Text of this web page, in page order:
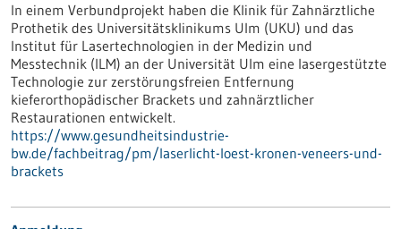
In einem Verbundprojekt haben die Klinik für Zahnärztliche
Prothetik des Universitätsklinikums Ulm (UKU) und das
Institut für Lasertechnologien in der Medizin und
Messtechnik (ILM) an der Universität Ulm eine lasergestützte
Technologie zur zerstörungsfreien Entfernung
kieferorthopädischer Brackets und zahnärztlicher
Restaurationen entwickelt.
https://www.gesundheitsindustrie-
bw.de/fachbeitrag/pm/laserlicht-loest-kronen-veneers-und-
brackets